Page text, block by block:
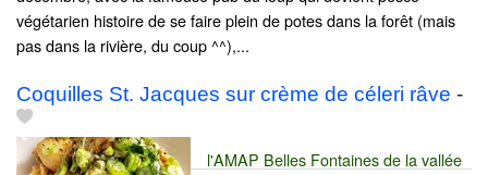
végétarien histoire de se faire plein de potes dans la forêt (mais
pas dans la rivière, du coup ^^),...
Coquilles St. Jacques sur crème de céleri râve -
l'AMAP Belles Fontaines de la vallée